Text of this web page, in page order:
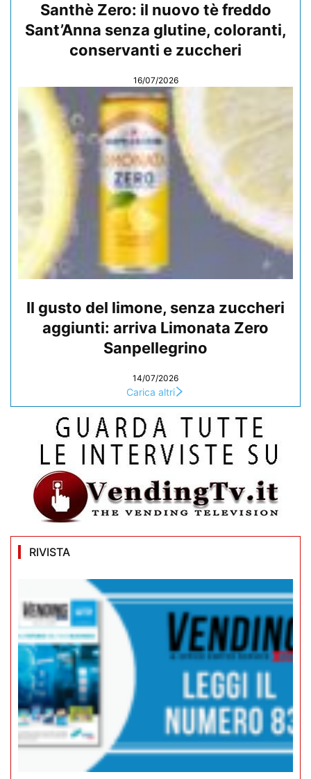
Santhè Zero: il nuovo tè freddo
Sant’Anna senza glutine, coloranti,
conservanti e zuccheri
16/07/2026
Il gusto del limone, senza zuccheri
aggiunti: arriva Limonata Zero
Sanpellegrino
14/07/2026
Carica altri
RIVISTA